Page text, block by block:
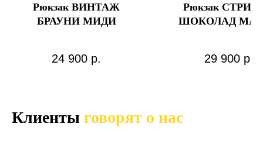
Рюкзак ВИНТАЖ
БРАУНИ МИДИ
24 900 р.
Рюкзак СТРИТ
ШОКОЛАД
29 900 р.
Клиенты говорят о нас